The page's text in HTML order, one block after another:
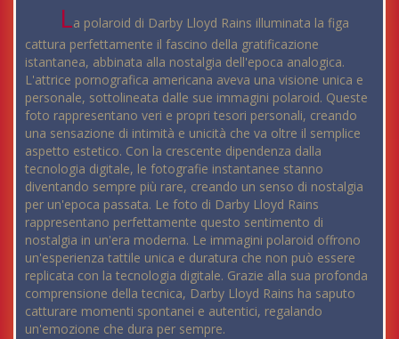
La polaroid di Darby Lloyd Rains illuminata la figa
cattura perfettamente il fascino della gratificazione
istantanea, abbinata alla nostalgia dell'epoca analogica.
L'attrice pornografica americana aveva una visione unica e
personale, sottolineata dalle sue immagini polaroid. Queste
foto rappresentano veri e propri tesori personali, creando
una sensazione di intimità e unicità che va oltre il semplice
aspetto estetico. Con la crescente dipendenza dalla
tecnologia digitale, le fotografie instantanee stanno
diventando sempre più rare, creando un senso di nostalgia
per un'epoca passata. Le foto di Darby Lloyd Rains
rappresentano perfettamente questo sentimento di
nostalgia in un'era moderna. Le immagini polaroid offrono
un'esperienza tattile unica e duratura che non può essere
replicata con la tecnologia digitale. Grazie alla sua profonda
comprensione della tecnica, Darby Lloyd Rains ha saputo
catturare momenti spontanei e autentici, regalando
un'emozione che dura per sempre.